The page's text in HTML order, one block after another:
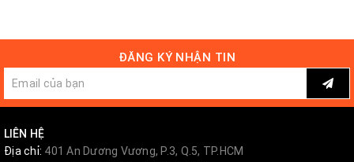
ĐĂNG KÝ NHẬN TIN
LIÊN HỆ
Địa chỉ: 401 An Dương Vương, P.3, Q.5, TP.HCM